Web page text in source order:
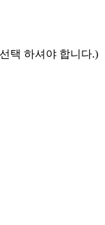
택 하셔야 합니다.)